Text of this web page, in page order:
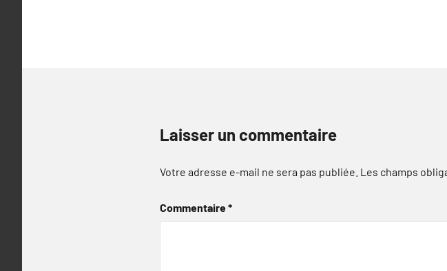
Laisser un commentaire
Votre adresse e-mail ne sera pas publiée. Les champs
Commentaire*